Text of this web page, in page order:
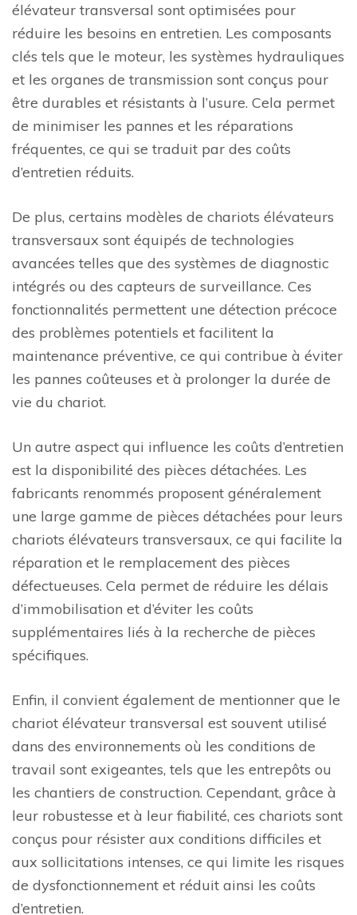
élévateur transversal sont optimisées pour
réduire les besoins en entretien. Les composants
clés tels que le moteur, les systèmes hydrauliques
et les organes de transmission sont conçus pour
être durables et résistants à l’usure. Cela permet
de minimiser les pannes et les réparations
fréquentes, ce qui se traduit par des coûts
d’entretien réduits.
De plus, certains modèles de chariots élévateurs
transversaux sont équipés de technologies
avancées telles que des systèmes de diagnostic
intégrés ou des capteurs de surveillance. Ces
fonctionnalités permettent une détection précoce
des problèmes potentiels et facilitent la
maintenance préventive, ce qui contribue à éviter
les pannes coûteuses et à prolonger la durée de
vie du chariot.
Un autre aspect qui influence les coûts d’entretien
est la disponibilité des pièces détachées. Les
fabricants renommés proposent généralement
une large gamme de pièces détachées pour leurs
chariots élévateurs transversaux, ce qui facilite la
réparation et le remplacement des pièces
défectueuses. Cela permet de réduire les délais
d’immobilisation et d’éviter les coûts
supplémentaires liés à la recherche de pièces
spécifiques.
Enfin, il convient également de mentionner que le
chariot élévateur transversal est souvent utilisé
dans des environnements où les conditions de
travail sont exigeantes, tels que les entrepôts ou
les chantiers de construction. Cependant, grâce à
leur robustesse et à leur fiabilité, ces chariots sont
conçus pour résister aux conditions difficiles et
aux sollicitations intenses, ce qui limite les risques
de dysfonctionnement et réduit ainsi les coûts
d’entretien.